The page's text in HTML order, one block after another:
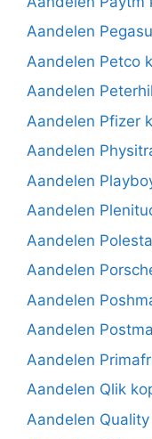
Aandelen
Aandelen Petco
Aandelen
Aandelen Pfizer
Aandelen
Aandelen
Aandelen
Aandelen
Aandelen
Aandelen
Aandelen
Aandelen
Aandelen Qlik
Aandelen